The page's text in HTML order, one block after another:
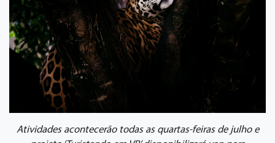
Atividades acontecerão todas as quartas-feiras de julho e